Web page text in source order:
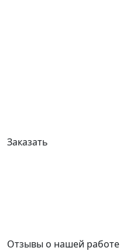
Заказать
Отзывы о нашей работе